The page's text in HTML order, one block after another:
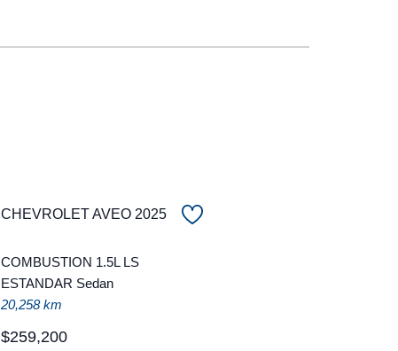
CHEVROLET AVEO 2025
COMBUSTION 1.5L LS
ESTANDAR Sedan
20,258 km
$259,200